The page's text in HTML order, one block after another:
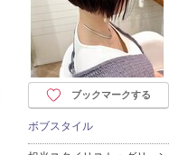
ブックマークする
ボブスタイル